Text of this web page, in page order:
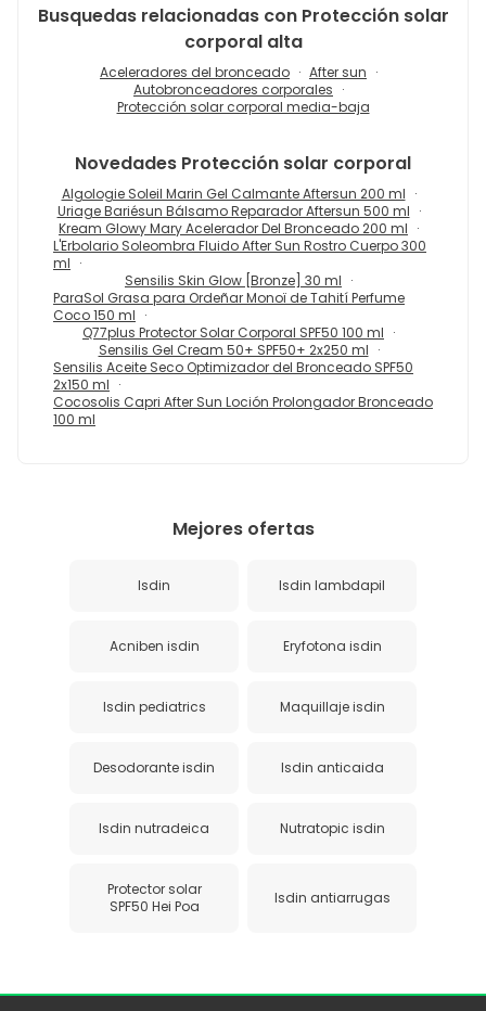
Busquedas relacionadas con Protección solar
corporal alta
Aceleradores del bronceado
After sun
Autobronceadores corporales
Protección solar corporal media-baja
Novedades Protección solar corporal
Algologie Soleil Marin Gel Calmante Aftersun 200 ml
Uriage Bariésun Bálsamo Reparador Aftersun 500 ml
Kream Glowy Mary Acelerador Del Bronceado 200 ml
L'Erbolario Soleombra Fluido After Sun Rostro Cuerpo 300
ml
Sensilis Skin Glow [Bronze] 30 ml
ParaSol Grasa para Ordeñar Monoï de Tahití Perfume
Coco 150 ml
Q77plus Protector Solar Corporal SPF50 100 ml
Sensilis Gel Cream 50+ SPF50+ 2x250 ml
Sensilis Aceite Seco Optimizador del Bronceado SPF50
2x150 ml
Cocosolis Capri After Sun Loción Prolongador Bronceado
100 ml
Mejores ofertas
Isdin Isdin lambdapil
Acniben isdin Eryfotona isdin
Isdin pediatrics Maquillaje isdin
Desodorante isdin Isdin anticaida
Isdin nutradeica Nutratopic isdin
Protector solar
SPF50 Hei Poa
Isdin antiarrugas